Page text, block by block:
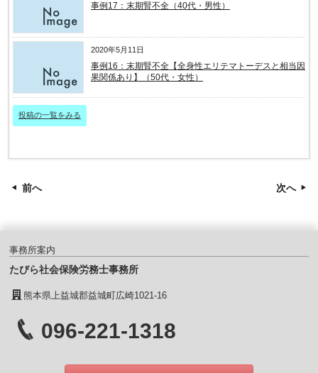
事例17：末期腎不全（40代・男性）
2020年5月11日
事例16：末期腎不全【全身性エリテマトーデスと相当因
果関係あり】（50代・女性）
投稿の一覧をみる
前へ 次へ
事務所案内
たびら社会保険労務士事務所
熊本県上益城郡益城町広崎1021-16
096-221-1318